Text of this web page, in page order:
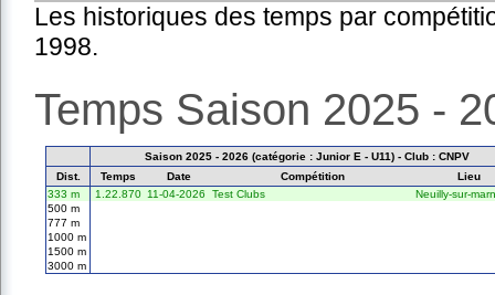
Les historiques des temps par
1998.
Temps Saison 2025 -
Saison 2025 - 2026 (catégorie : Junior E - U11) - Club : CNPV
Dist.
Temps Date Compétition
Lieu
333 m
1.22.870 11-04-2026 Test Clubs
Neuilly-sur-
500 m
777 m
1000 m
1500 m
3000 m